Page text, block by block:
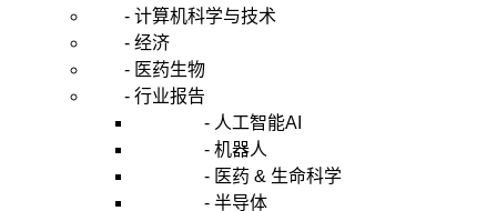
- 计算机科学与技术
- 经济
- 医药生物
- 行业报告
- 人工智能AI
- 机器人
- 医药 & 生命科学
- 半导体